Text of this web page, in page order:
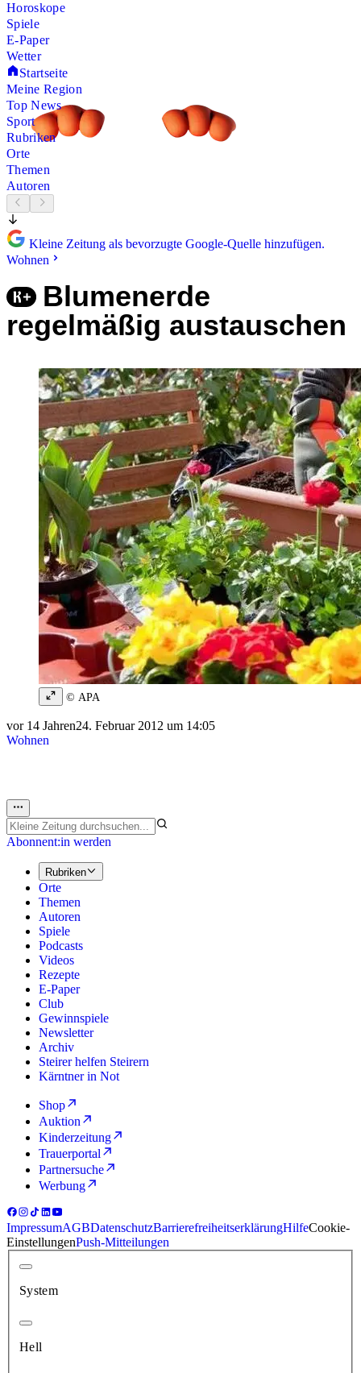
Horoskope
Spiele
E-Paper
Wetter
Startseite
Meine Region
Top News
Sport
Rubriken
Orte
Themen
Autoren
Kleine Zeitung als bevorzugte Google-Quelle hinzufügen.
Wohnen
Blumenerde
regelmäßig austauschen
© APA
vor 14 Jahren24. Februar 2012 um 14:05
Wohnen
Abonnent:in werden
Rubriken
Orte
Themen
Autoren
Spiele
Podcasts
Videos
Rezepte
E-Paper
Club
Gewinnspiele
Newsletter
Archiv
Steirer helfen Steirern
Kärntner in Not
Shop
Auktion
Kinderzeitung
Trauerportal
Partnersuche
Werbung
ImpressumAGBDatenschutzBarrierefreiheitserklärungHilfeCookie-
EinstellungenPush-Mitteilungen
System
Hell